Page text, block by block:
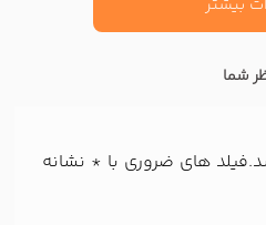
شما
های ضروری با * نشانه